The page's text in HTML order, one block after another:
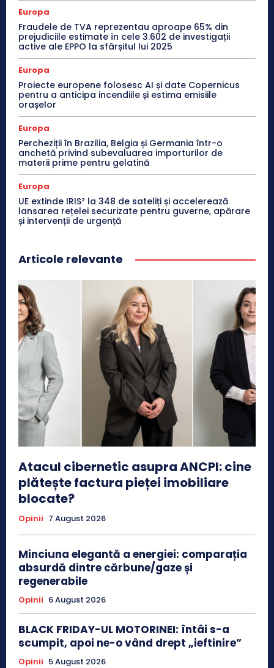
Europa
Fraudele de TVA reprezentau aproape 65% din
prejudiciile estimate în cele 3.602 de investigații
active ale EPPO la sfârșitul lui 2025
Europa
Proiecte europene folosesc AI și date Copernicus
pentru a anticipa incendiile și estima emisiile
orașelor
Europa
Percheziții în Brazilia, Belgia și Germania într-o
anchetă privind subevaluarea importurilor de
materii prime pentru gelatină
Europa
UE extinde IRIS² la 348 de sateliți și accelerează
lansarea rețelei securizate pentru guverne, apărare
și intervenții de urgență
Articole relevante
Atacul cibernetic asupra ANCPI: cine
plătește factura pieței imobiliare
blocate?
Opinii 7 August 2026
Minciuna elegantă a energiei: comparația
absurdă dintre cărbune/gaze și
regenerabile
Opinii 6 August 2026
BLACK FRIDAY-UL MOTORINEI: întâi s-a
scumpit, apoi ne-o vând drept „ieftinire”
Opinii 5 August 2026